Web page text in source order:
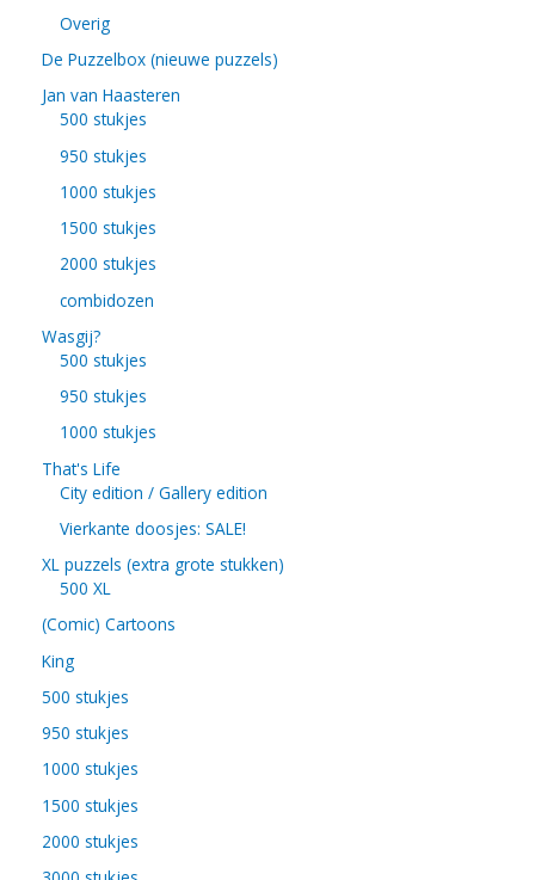
Overig
De Puzzelbox (nieuwe puzzels)
Jan van Haasteren
500 stukjes
950 stukjes
1000 stukjes
1500 stukjes
2000 stukjes
combidozen
Wasgij?
500 stukjes
950 stukjes
1000 stukjes
That's Life
City edition / Gallery edition
Vierkante doosjes: SALE!
XL puzzels (extra grote stukken)
500 XL
(Comic) Cartoons
King
500 stukjes
950 stukjes
1000 stukjes
1500 stukjes
2000 stukjes